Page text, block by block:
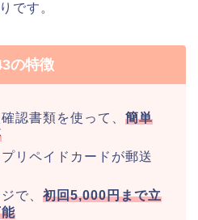
です。
の特徴
認書類を使って、 簡単
リペイドカードが郵送
で、 初回5,000円まで立